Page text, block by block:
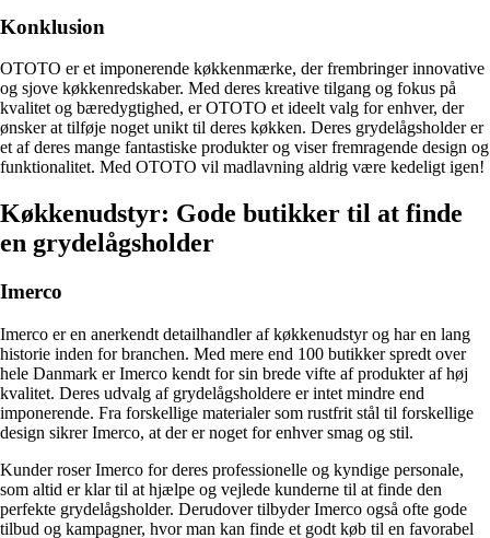
Konklusion
OTOTO er et imponerende køkkenmærke, der frembringer innovative
og sjove køkkenredskaber. Med deres kreative tilgang og fokus på
kvalitet og bæredygtighed, er OTOTO et ideelt valg for enhver, der
ønsker at tilføje noget unikt til deres køkken. Deres grydelågsholder er
et af deres mange fantastiske produkter og viser fremragende design og
funktionalitet. Med OTOTO vil madlavning aldrig være kedeligt igen!
Køkkenudstyr: Gode butikker til at finde
en grydelågsholder
Imerco
Imerco er en anerkendt detailhandler af køkkenudstyr og har en lang
historie inden for branchen. Med mere end 100 butikker spredt over
hele Danmark er Imerco kendt for sin brede vifte af produkter af høj
kvalitet. Deres udvalg af grydelågsholdere er intet mindre end
imponerende. Fra forskellige materialer som rustfrit stål til forskellige
design sikrer Imerco, at der er noget for enhver smag og stil.
Kunder roser Imerco for deres professionelle og kyndige personale,
som altid er klar til at hjælpe og vejlede kunderne til at finde den
perfekte grydelågsholder. Derudover tilbyder Imerco også ofte gode
tilbud og kampagner, hvor man kan finde et godt køb til en favorabel